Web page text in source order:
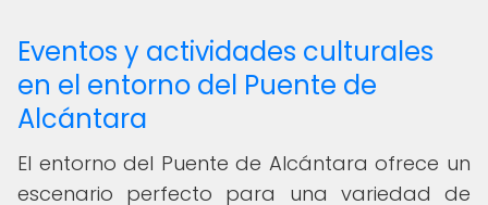
Eventos y actividades culturales
en el entorno del Puente de
Alcántara
El entorno del Puente de Alcántara ofrece un
escenario perfecto para una variedad de